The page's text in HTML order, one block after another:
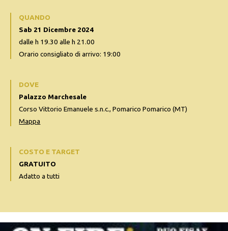
QUANDO
Sab 21 Dicembre 2024
dalle h 19.30 alle h 21.00
Orario consigliato di arrivo: 19:00
DOVE
Palazzo Marchesale
Corso Vittorio Emanuele s.n.c., Pomarico Pomarico (MT)
Mappa
COSTO E TARGET
GRATUITO
Adatto a tutti